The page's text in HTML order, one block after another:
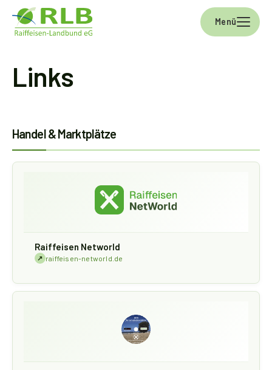
Skip to main navigation
Skip to main content
Skip to page footer
Menü
Links
Handel & Marktplätze
Raiffeisen Networld
↗ raiffeisen-networld.de